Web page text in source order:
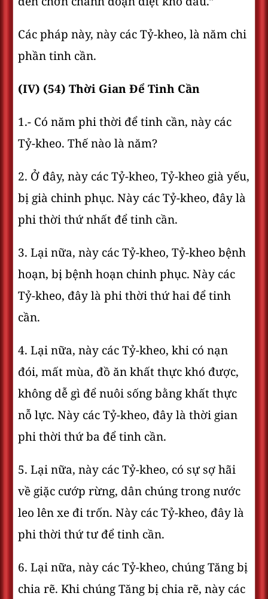
Các pháp này, này các Tỷ-kheo, là năm chi
phần tinh cần.
(IV) (54) Thời Gian Ðể Tinh Cần
1.- Có năm phi thời để tinh cần, này các
Tỷ-kheo. Thế nào là năm?
2. Ở đây, này các Tỷ-kheo, Tỷ-kheo già yếu,
bị già chinh phục. Này các Tỷ-kheo, đây là
phi thời thứ nhất để tinh cần.
3. Lại nữa, này các Tỷ-kheo, Tỷ-kheo bệnh
hoạn, bị bệnh hoạn chinh phục. Này các
Tỷ-kheo, đây là phi thời thứ hai để tinh
cần.
4. Lại nữa, này các Tỷ-kheo, khi có nạn
đói, mất mùa, đồ ăn khất thực khó được,
không dễ gì để nuôi sống bằng khất thực
nỗ lực. Này các Tỷ-kheo, đây là thời gian
phi thời thứ ba để tinh cần.
5. Lại nữa, này các Tỷ-kheo, có sự sợ hãi
về giặc cướp rừng, dân chúng trong nước
leo lên xe đi trốn. Này các Tỷ-kheo, đây là
phi thời thứ tư để tinh cần.
6. Lại nữa, này các Tỷ-kheo, chúng Tăng bị
chia rẽ. Khi chúng Tăng bị chia rẽ, này các